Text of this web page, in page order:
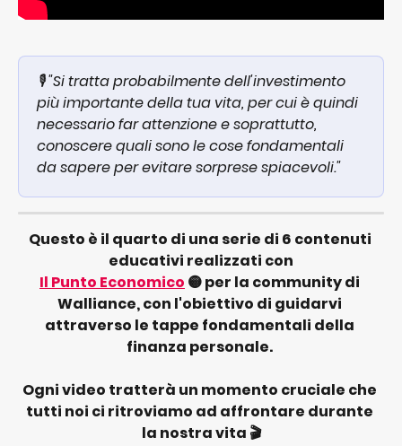
🎙️ "Si tratta probabilmente dell'investimento
più importante della tua vita, per cui è quindi
necessario far attenzione e soprattutto,
conoscere quali sono le cose fondamentali
da sapere per evitare sorprese spiacevoli."
Questo è il quarto di una serie di 6 contenuti
educativi realizzati con
Il Punto Economico 🟡 per la community di
Walliance, con l'obiettivo di guidarvi
attraverso le tappe fondamentali della
finanza personale.
Ogni video tratterà un momento cruciale che
tutti noi ci ritroviamo ad affrontare durante
la nostra vita 🎬